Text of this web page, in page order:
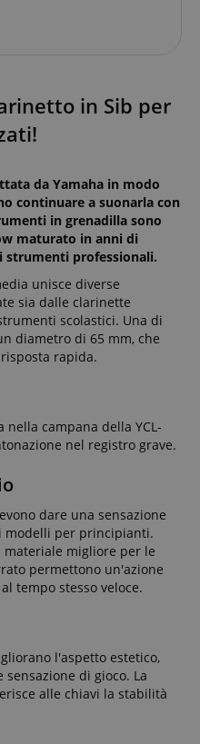
in Sib per
da Yamaha in modo
continuare a suonarla con
in grenadilla sono
maturato in anni di
strumenti professionali.
unisce diverse
sia dalle clarinette
scolastici. Una di
diametro di 65 mm, che
rapida.
campana della YCL-
nel registro grave.
dare una sensazione
modelli per principianti.
materiale migliore per le
permettono un'azione
tempo stesso veloce.
l'aspetto estetico,
di gioco. La
alle chiavi la stabilità